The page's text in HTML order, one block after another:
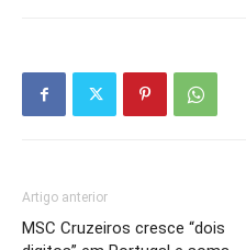
Artigo anterior
MSC Cruzeiros cresce “dois